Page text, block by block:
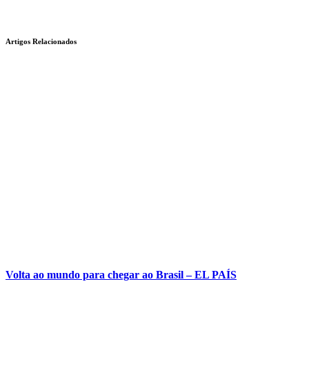
Artigos Relacionados
Volta ao mundo para chegar ao Brasil – EL PAÍS